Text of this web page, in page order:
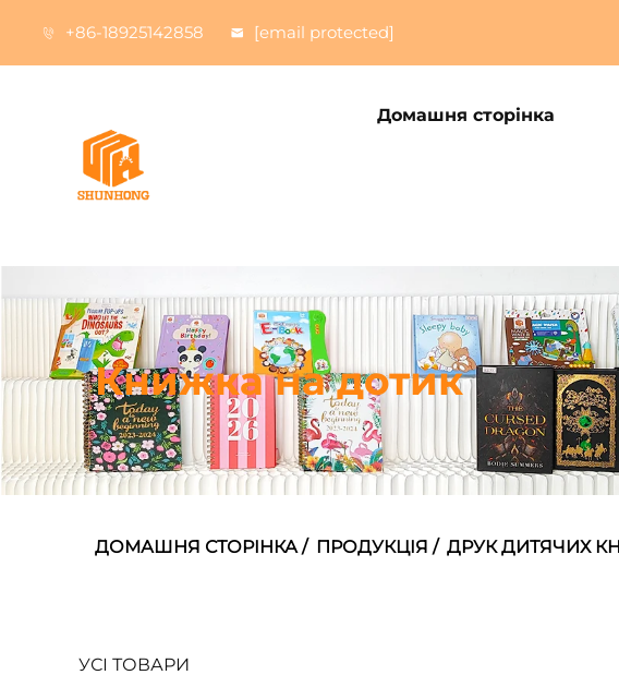
+86-18925142858 [email protected]
Домашня сторінка
Книжка на дотик
ДОМАШНЯ СТОРІНКА/ ПРОДУКЦІЯ / ДРУК ДИТЯЧИХ
УСІ ТОВАРИ